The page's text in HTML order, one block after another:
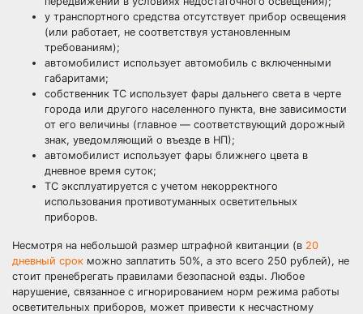
у транспортного средства отсутствует прибор освещения
(или работает, не соответствуя установленным
требованиям);
автомобилист использует автомобиль с включенными
габаритами;
собственник ТС использует фары дальнего света в черте
города или другого населенного пункта, вне зависимости
от его величины (главное — соответствующий дорожный
знак, уведомляющий о въезде в НП);
автомобилист использует фары ближнего цвета в
дневное время суток;
ТС эксплуатируется с учетом некорректного
использования противотуманных осветительных
приборов.
Несмотря на небольшой размер штрафной квитанции (в 20
дневный срок можно заплатить 50%, а это всего 250 рублей), не
стоит пренебрегать правилами безопасной езды. Любое
нарушение, связанное с игнорированием норм режима работы
осветительных приборов, может привести к несчастному